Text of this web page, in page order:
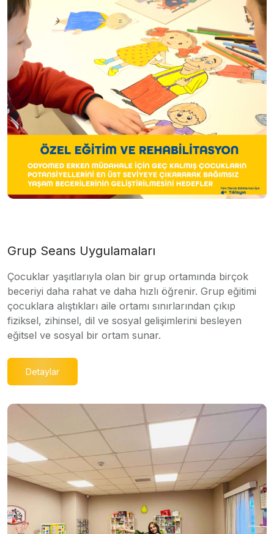
Grup Seans Uygulamaları
Çocuklar yaşıtlarıyla olan bir grup ortamında birçok
beceriyi daha rahat ve daha hızlı öğrenir. Grup eğitimi
çocuklara alıştıkları aile ortamı sınırlarından çıkıp
fiziksel, zihinsel, dil ve sosyal gelişimlerini besleyen
eğitsel ve sosyal bir ortam sunar.
Detaylar